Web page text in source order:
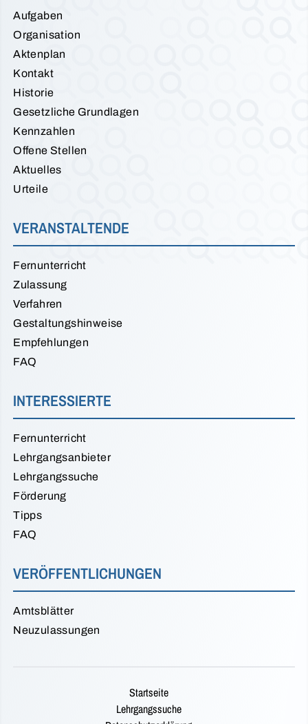
Aufgaben
Organisation
Aktenplan
Kontakt
Historie
Gesetzliche Grundlagen
Kennzahlen
Offene Stellen
Aktuelles
Urteile
VERANSTALTENDE
Fernunterricht
Zulassung
Verfahren
Gestaltungshinweise
Empfehlungen
FAQ
INTERESSIERTE
Fernunterricht
Lehrgangsanbieter
Lehrgangssuche
Förderung
Tipps
FAQ
VERÖFFENTLICHUNGEN
Amtsblätter
Neuzulassungen
Startseite
Lehrgangssuche